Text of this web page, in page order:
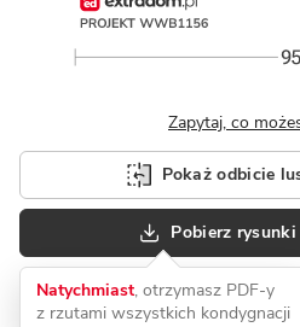
Zapytaj, co
Pokaż odbicie
Pobierz rysunki
Natychmiast, otrzymasz PDF-y
z rzutami wszystkich kondygnacji